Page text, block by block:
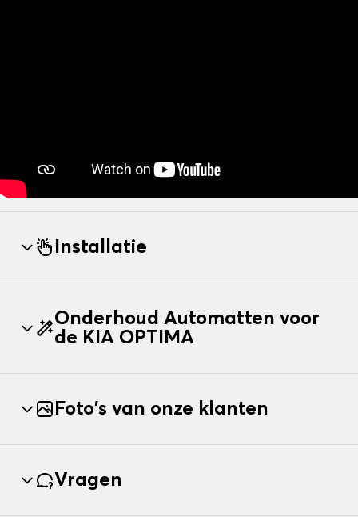
Installatie
Onderhoud Automatten voor
de KIA OPTIMA
Foto's van onze klanten
Vragen